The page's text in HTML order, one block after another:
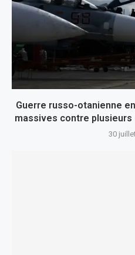
Guerre russo-otanienne
massives contre
30